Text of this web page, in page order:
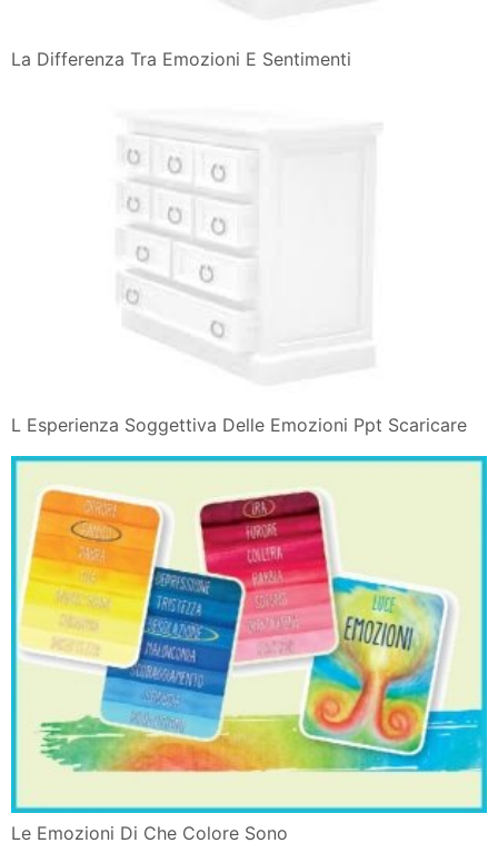
La Differenza Tra Emozioni E Sentimenti
L Esperienza Soggettiva Delle Emozioni Ppt Scaricare
Le Emozioni Di Che Colore Sono